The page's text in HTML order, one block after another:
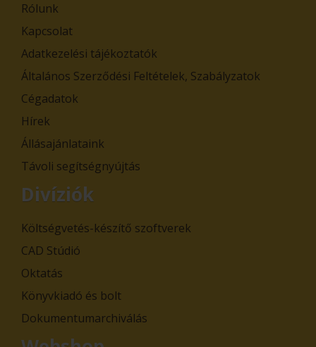
Rólunk
Kapcsolat
Adatkezelési tájékoztatók
Általános Szerződési Feltételek, Szabályzatok
Cégadatok
Hírek
Állásajánlataink
Távoli segítségnyújtás
Divíziók
Költségvetés-készítő szoftverek
CAD Stúdió
Oktatás
Könyvkiadó és bolt
Dokumentumarchiválás